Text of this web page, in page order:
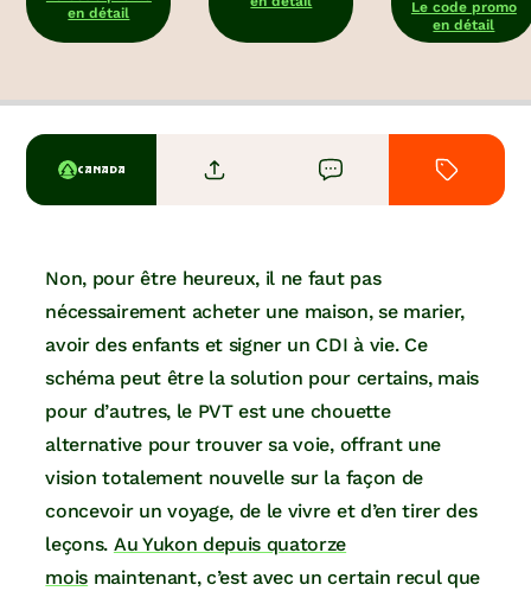
en détail
Le code promo
en détail
CANADA
Non, pour être heureux, il ne faut pas
nécessairement acheter une maison, se marier,
avoir des enfants et signer un CDI à vie. Ce
schéma peut être la solution pour certains, mais
pour d’autres, le PVT est une chouette
alternative pour trouver sa voie, offrant une
vision totalement nouvelle sur la façon de
concevoir un voyage, de le vivre et d’en tirer des
leçons. Au Yukon depuis quatorze
mois maintenant, c’est avec un certain recul que